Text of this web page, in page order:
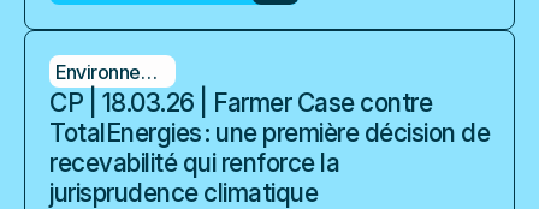
Environnement
CP | 18.03.26 | Farmer Case contre
TotalEnergies : une première décision de
recevabilité qui renforce la
jurisprudence climatique